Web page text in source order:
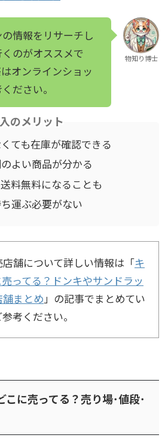
情報をリサーチし
のがオススメで
オンラインショッ
ださい。
物知り博士
のメリット
ても在庫が確認できる
よい商品が分かる
料無料になることも
運ぶ必要がない
舗について詳しい情報は「キ
ってる？ドンキやサンドラッ
まとめ 」の記事でまとめてい
考ください。
こに売ってる？売り場･値段･